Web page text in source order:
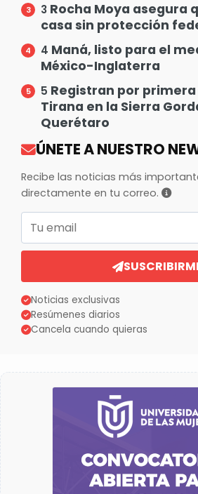
3 Rocha Moya asegura
casa sin protección
4 Maná, listo para el
México-Inglaterra
5 Registran por primera
Tirana en la Sierra
Querétaro
ÚNETE A NUESTRO
Recibe las noticias más
directamente en tu correo.
Correo electrónico
Noticias exclusivas
Resúmenes diarios
Cancela cuando quieras